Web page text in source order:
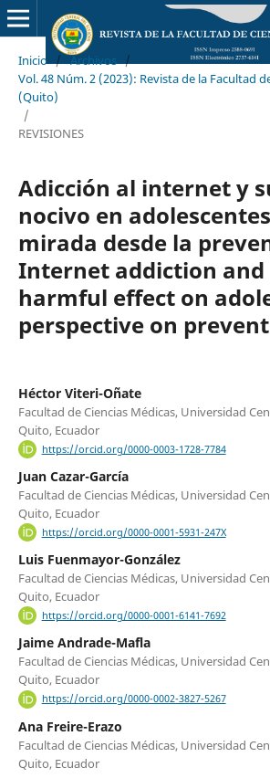
Inicio / Archivos /
Vol. 48 Núm. 2 (2023): Revista de la Facultad
(Quito)
/
REVISIONES
Adicción al internet y
nocivo en
mirada desde la
Internet addiction and
harmful effect on
perspective on
Héctor Viteri-Oñate
Facultad de Ciencias Médicas, Universidad
Quito, Ecuador
https://orcid.org/0000-0003-1728-7784
Juan Cazar-García
Facultad de Ciencias Médicas, Universidad
Quito, Ecuador
https://orcid.org/0000-0001-5931-247X
Luis Fuenmayor-González
Facultad de Ciencias Médicas, Universidad
Quito, Ecuador
https://orcid.org/0000-0001-6141-7692
Jaime Andrade-Mafla
Facultad de Ciencias Médicas, Universidad
Quito, Ecuador
https://orcid.org/0000-0002-3827-5267
Ana Freire-Erazo
Facultad de Ciencias Médicas, Universidad
Quito, Ecuador